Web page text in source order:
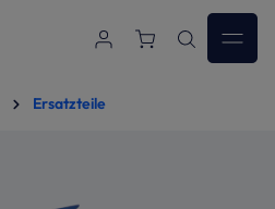
Ersatzteile